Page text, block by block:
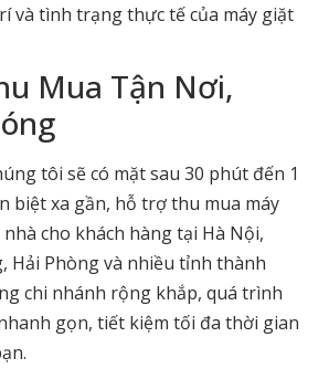
và tình trạng thực tế của máy giặt
Mua Tận Nơi,
tôi sẽ có mặt sau 30 phút đến 1
biệt xa gần, hỗ trợ thu mua máy
cho khách hàng tại Hà Nội,
Hải Phòng và nhiều tỉnh thành
chi nhánh rộng khắp, quá trình
gọn, tiết kiệm tối đa thời gian